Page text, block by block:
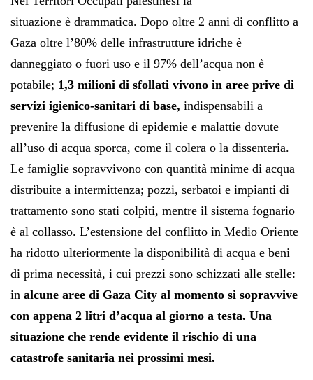
situazione è drammatica. Dopo oltre 2 anni di conflitto a
Gaza oltre l’80% delle infrastrutture idriche è
danneggiato o fuori uso e il 97% dell’acqua non è
potabile; 1,3 milioni di sfollati vivono in aree prive di
servizi igienico-sanitari di base, indispensabili a
prevenire la diffusione di epidemie e malattie dovute
all’uso di acqua sporca, come il colera o la dissenteria.
Le famiglie sopravvivono con quantità minime di acqua
distribuite a intermittenza; pozzi, serbatoi e impianti di
trattamento sono stati colpiti, mentre il sistema fognario
è al collasso. L’estensione del conflitto in Medio Oriente
ha ridotto ulteriormente la disponibilità di acqua e beni
di prima necessità, i cui prezzi sono schizzati alle stelle:
in alcune aree di Gaza City al momento si sopravvive
con appena 2 litri d’acqua al giorno a testa. Una
situazione che rende evidente il rischio di una
catastrofe sanitaria nei prossimi mesi.